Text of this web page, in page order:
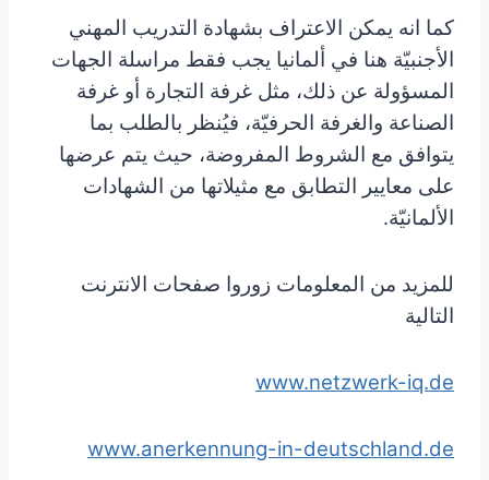
كما انه يمكن الاعتراف بشهادة التدريب المهني
الأجنبيّة هنا في ألمانيا يجب فقط مراسلة الجهات
المسؤولة عن ذلك، مثل غرفة التجارة أو غرفة
الصناعة والغرفة الحرفيّة، فيُنظر بالطلب بما
يتوافق مع الشروط المفروضة، حيث يتم عرضها
على معايير التطابق مع مثيلاتها من الشهادات
الألمانيّة.
للمزيد من المعلومات زوروا صفحات الانترنت
التالية
www.netzwerk-iq.de
www.anerkennung-in-deutschland.de